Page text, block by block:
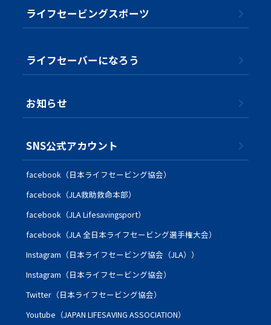
ライフセービングスポーツ
ライフセーバーになろう
お知らせ
SNS公式アカウント
facebook（日本ライフセービング協会）
facebook（JLA救助救命本部）
facebook（JLA Lifesavingsport）
facebook（JLA 全日本ライフセービング選手権大会）
Instagram（日本ライフセービング協会（JLA））
Instagram（日本ライフセービング協会）
Twitter（日本ライフセービング協会）
Youtube（JAPAN LIFESAVING ASSOCIATION）